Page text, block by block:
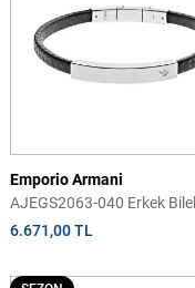
Emporio Armani
AJEGS2063-040 Erkek
6.671,00 TL